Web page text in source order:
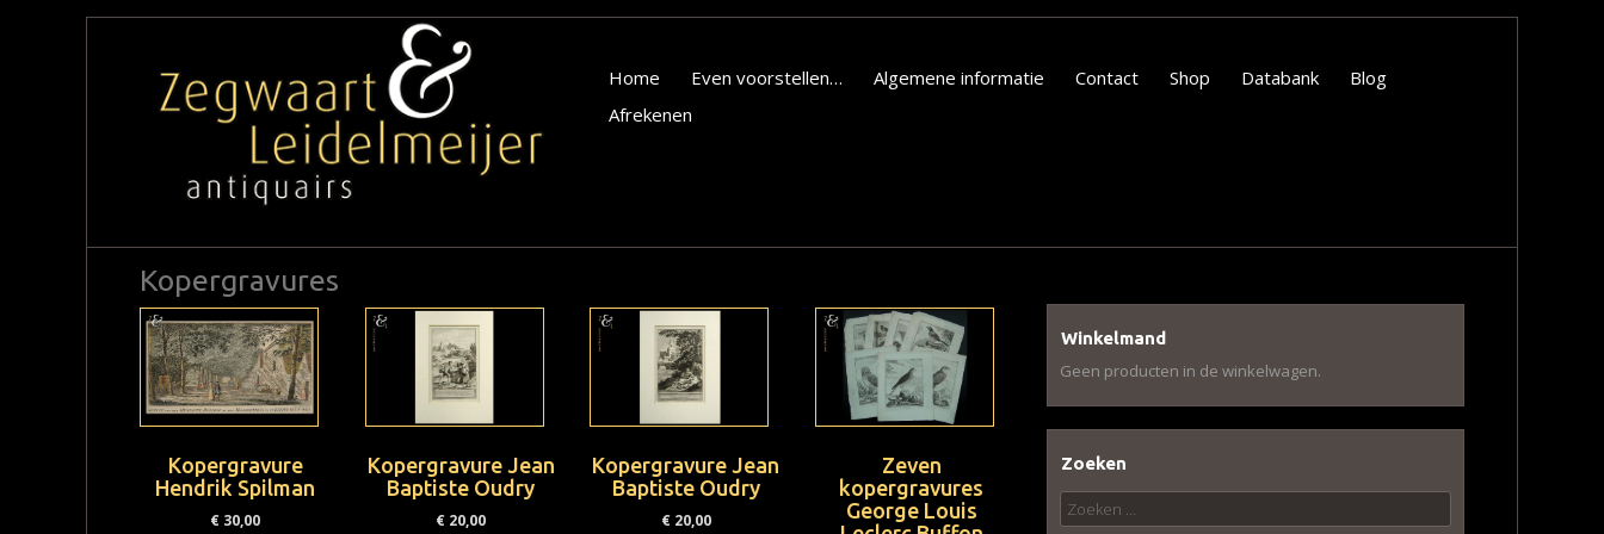
Home Even voorstellen… Algemene informatie Contact Shop Databank
Blog
Afrekenen
Kopergravures
Kopergravure
Hendrik Spilman
€ 30,00
Kopergravure Jean
Baptiste Oudry
€ 20,00
Kopergravure Jean
Baptiste Oudry
€20,00
Zeven
kopergravures
George Louis
Winkelmand
Geen producten in de winkelwagen.
Zoeken
Zoeken
naar: